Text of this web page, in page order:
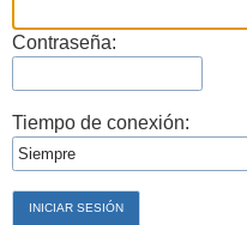
Contraseña:
Tiempo de conexión: